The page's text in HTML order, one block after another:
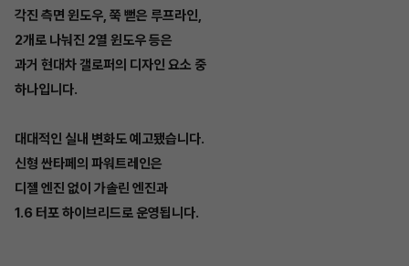
각진 측면 윈도우, 쭉 뻗은 루프라인,
2개로 나눠진 2열 윈도우 등은
과거 현대차 갤로퍼의 디자인 요소 중
하나입니다.
대대적인 실내 변화도 예고됐습니다.
신형 싼타페의 파워트레인은
디젤 엔진 없이 가솔린 엔진과
1.6 터포 하이브리드로 운영됩니다.